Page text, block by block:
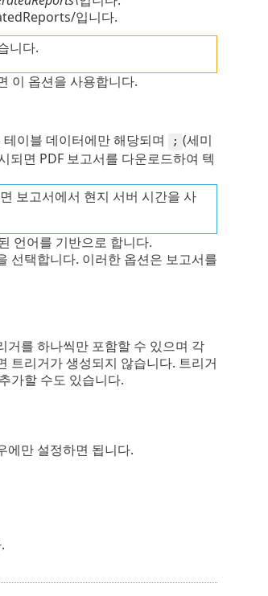
입니다.
니다.
이 옵션을 사용합니다.
이블 데이터에만 해당되며 ; (세미
되면 PDF 보고서를 다운로드하여 텍
보고서에서 현지 서버 시간을 사
언어를 기반으로 합니다.
선택합니다. 이러한 옵션은 보고서를
거를 하나씩만 포함할 수 있으며 각
트리거가 생성되지 않습니다. 트리거
가할 수도 있습니다.
에만 설정하면 됩니다.